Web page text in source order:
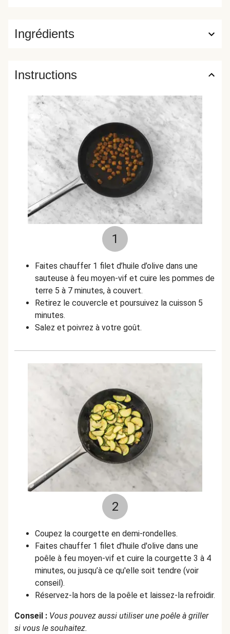
Ingrédients
Instructions
1
Faites chauffer 1 filet d’huile d’olive dans une
sauteuse à feu moyen-vif et cuire les pommes de
terre 5 à 7 minutes, à couvert.
Retirez le couvercle et poursuivez la cuisson 5
minutes.
Salez et poivrez à votre goût.
2
Coupez la courgette en demi-rondelles.
Faites chauffer 1 filet d'huile d'olive dans une
poêle à feu moyen-vif et cuire la courgette 3 à 4
minutes, ou jusqu’à ce qu'elle soit tendre (voir
conseil).
Réservez-la hors de la poêle et laissez-la refroidir.
Conseil : Vous pouvez aussi utiliser une poêle à griller
si vous le souhaitez.